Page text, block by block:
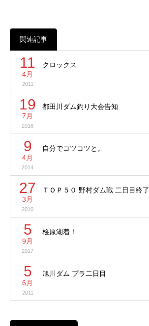
関連記事
11
4月
2011
クロックス
19
7月
2016
都田川ダム釣り大会告知
9
4月
2014
自分でコツコツと。
27
3月
2010
ＴＯＰ５０ 野村ダム戦 二日目終了
5
9月
2017
桧原湖着！
5
6月
2011
旭川ダム プラ二日目